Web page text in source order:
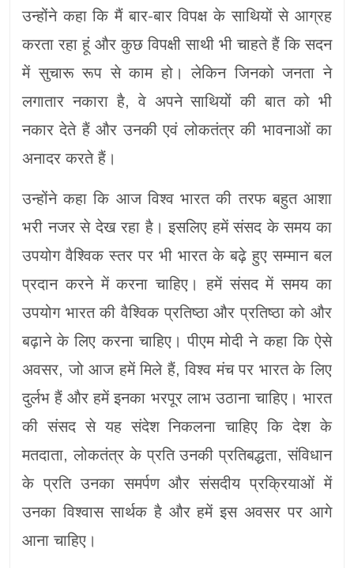
उन्होंने कहा कि मैं बार-बार विपक्ष के साथियों से आग्रह
करता रहा हूं और कुछ विपक्षी साथी भी चाहते हैं कि सदन
में सुचारू रूप से काम हो। लेकिन जिनको जनता ने
लगातार नकारा है, वे अपने साथियों की बात को भी
नकार देते हैं और उनकी एवं लोकतंत्र की भावनाओं का
अनादर करते हैं।
उन्होंने कहा कि आज विश्व भारत की तरफ बहुत आशा
भरी नजर से देख रहा है। इसलिए हमें संसद के समय का
उपयोग वैश्विक स्तर पर भी भारत के बढ़े हुए सम्मान बल
प्रदान करने में करना चाहिए। हमें संसद में समय का
उपयोग भारत की वैश्विक प्रतिष्ठा और प्रतिष्ठा को और
बढ़ाने के लिए करना चाहिए। पीएम मोदी ने कहा कि ऐसे
अवसर, जो आज हमें मिले हैं, विश्व मंच पर भारत के लिए
दुर्लभ हैं और हमें इनका भरपूर लाभ उठाना चाहिए। भारत
की संसद से यह संदेश निकलना चाहिए कि देश के
मतदाता, लोकतंत्र के प्रति उनकी प्रतिबद्धता, संविधान
के प्रति उनका समर्पण और संसदीय प्रक्रियाओं में
उनका विश्वास सार्थक है और हमें इस अवसर पर आगे
आना चाहिए।